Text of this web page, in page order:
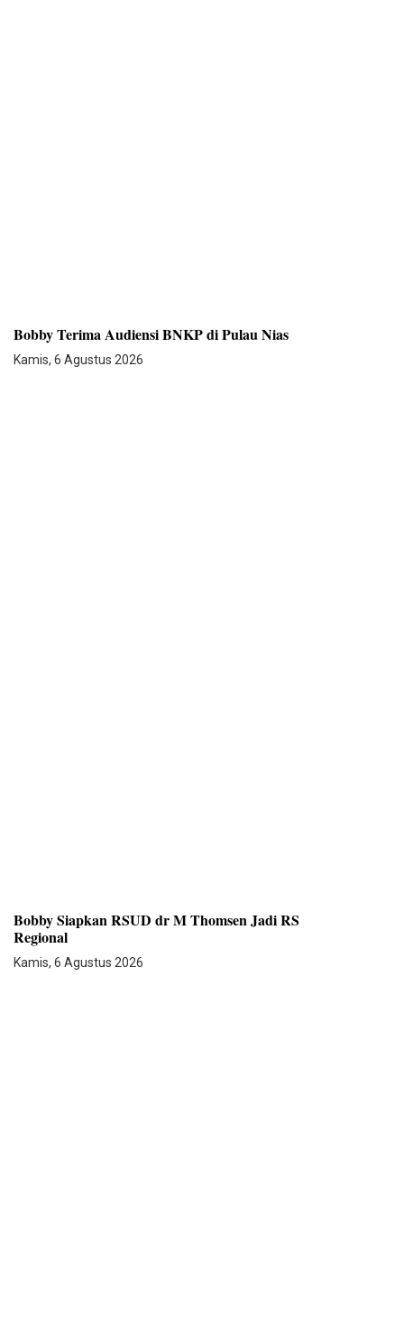
Bobby Terima Audiensi BNKP di Pulau Nias
Kamis, 6 Agustus 2026
Bobby Siapkan RSUD dr M Thomsen Jadi RS
Regional
Kamis, 6 Agustus 2026